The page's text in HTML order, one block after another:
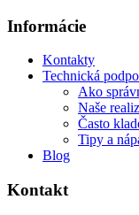
Informácie
Kontakty
Technická
Ako
Naše
Často
Tipy a
Blog
Kontakt